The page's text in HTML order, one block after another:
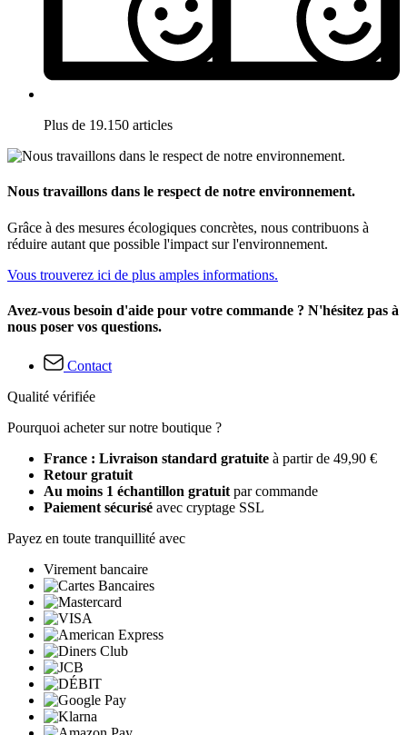
Plus de 19.150 articles
Nous travaillons dans le respect de notre environnement.
Grâce à des mesures écologiques concrètes, nous contribuons à
réduire autant que possible l'impact sur l'environnement.
Vous trouverez ici de plus amples informations.
Avez-vous besoin d'aide pour votre commande ? N'hésitez pas à
nous poser vos questions.
Contact
Qualité vérifiée
Pourquoi acheter sur notre boutique ?
France : Livraison standard gratuite à partir de 49,90 €
Retour gratuit
Au moins 1 échantillon gratuit par commande
Paiement sécurisé avec cryptage SSL
Payez en toute tranquillité avec
Virement bancaire